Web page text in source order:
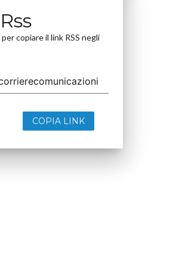
copiare il link RSS negli
COPIA LINK